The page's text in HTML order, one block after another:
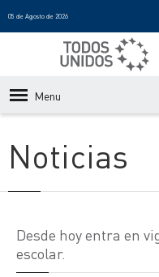
05 de Agosto de 2026
Menu
Noticias
Desde hoy entra en
escolar.